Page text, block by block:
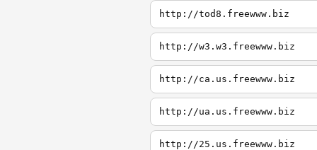
http://tod8.freewww.biz
http://w3.w3.freewww.biz
http://ca.us.freewww.biz
http://ua.us.freewww.biz
http://25.us.freewww.biz